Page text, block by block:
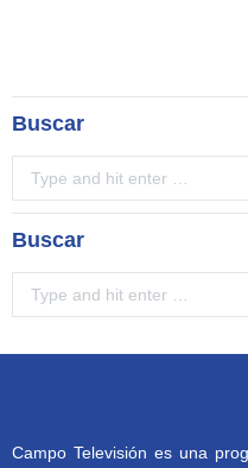
Buscar
Buscar
Campo Televisión es una